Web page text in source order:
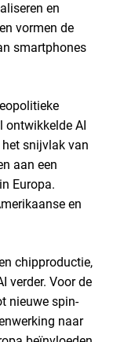
en
vormen de
smartphones
ontwikkelde AI
snijvlak van
aan een
Europa.
en
chipproductie,
verder. Voor de
nieuwe spin-
naar